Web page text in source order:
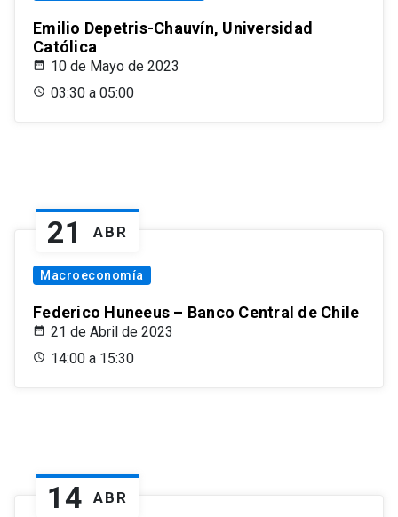
Emilio Depetris-Chauvín, Universidad
Católica
10 de Mayo de 2023
03:30 a 05:00
21 ABR
Macroeconomía
Federico Huneeus – Banco Central de Chile
21 de Abril de 2023
14:00 a 15:30
14 ABR